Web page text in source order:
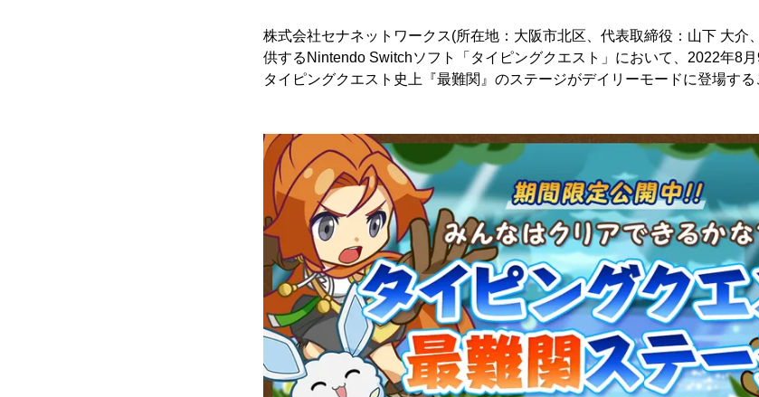
株式会社セナネットワークス(所在地：大阪市北区、代表取締役：山下 大介
供するNintendo Switchソフト「タイピングクエスト」において、2022年8
タイピングクエスト史上『最難関』のステージがデイリーモードに登場する